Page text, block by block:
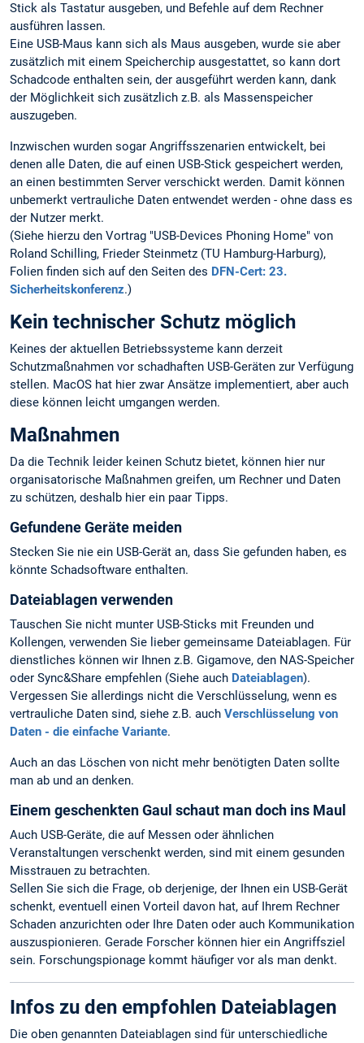
Stick als Tastatur ausgeben, und Befehle auf dem Rechner
ausführen lassen.
Eine USB-Maus kann sich als Maus ausgeben, wurde sie aber
zusätzlich mit einem Speicherchip ausgestattet, so kann dort
Schadcode enthalten sein, der ausgeführt werden kann, dank
der Möglichkeit sich zusätzlich z.B. als Massenspeicher
auszugeben.
Inzwischen wurden sogar Angriffsszenarien entwickelt, bei
denen alle Daten, die auf einen USB-Stick gespeichert werden,
an einen bestimmten Server verschickt werden. Damit können
unbemerkt vertrauliche Daten entwendet werden - ohne dass es
der Nutzer merkt.
(Siehe hierzu den Vortrag "USB-Devices Phoning Home" von
Roland Schilling, Frieder Steinmetz (TU Hamburg-Harburg),
Folien finden sich auf den Seiten des DFN-Cert: 23.
Sicherheitskonferenz.)
Kein technischer Schutz möglich
Keines der aktuellen Betriebssysteme kann derzeit
Schutzmaßnahmen vor schadhaften USB-Geräten zur Verfügung
stellen. MacOS hat hier zwar Ansätze implementiert, aber auch
diese können leicht umgangen werden.
Maßnahmen
Da die Technik leider keinen Schutz bietet, können hier nur
organisatorische Maßnahmen greifen, um Rechner und Daten
zu schützen, deshalb hier ein paar Tipps.
Gefundene Geräte meiden
Stecken Sie nie ein USB-Gerät an, dass Sie gefunden haben, es
könnte Schadsoftware enthalten.
Dateiablagen verwenden
Tauschen Sie nicht munter USB-Sticks mit Freunden und
Kollengen, verwenden Sie lieber gemeinsame Dateiablagen. Für
dienstliches können wir Ihnen z.B. Gigamove, den NAS-Speicher
oder Sync&Share empfehlen (Siehe auch Dateiablagen).
Vergessen Sie allerdings nicht die Verschlüsselung, wenn es
vertrauliche Daten sind, siehe z.B. auch Verschlüsselung von
Daten - die einfache Variante.
Auch an das Löschen von nicht mehr benötigten Daten sollte
man ab und an denken.
Einem geschenkten Gaul schaut man doch ins Maul
Auch USB-Geräte, die auf Messen oder ähnlichen
Veranstaltungen verschenkt werden, sind mit einem gesunden
Misstrauen zu betrachten.
Sellen Sie sich die Frage, ob derjenige, der Ihnen ein USB-Gerät
schenkt, eventuell einen Vorteil davon hat, auf Ihrem Rechner
Schaden anzurichten oder Ihre Daten oder auch Kommunikation
auszuspionieren. Gerade Forscher können hier ein Angriffsziel
sein. Forschungspionage kommt häufiger vor als man denkt.
Infos zu den empfohlen Dateiablagen
Die oben genannten Dateiablagen sind für unterschiedliche